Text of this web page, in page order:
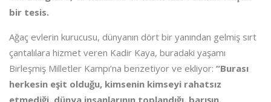
bir tesis.
Ağaç evlerin kurucusu, dünyanın dört bir yanından gelmiş sırt
çantalılara hizmet veren Kadir Kaya, buradaki yaşamı
Birleşmiş Milletler Kampı’na benzetiyor ve ekliyor: “Burası
herkesin eşit olduğu, kimsenin kimseyi rahatsız